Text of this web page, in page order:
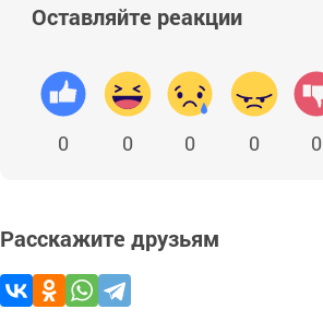
Оставляйте реакции
0 0 0 0 0
Расскажите друзьям